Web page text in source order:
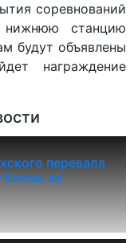
соревнований
нижнюю станцию
будут объявлены
награждение
перевала
Битвы за